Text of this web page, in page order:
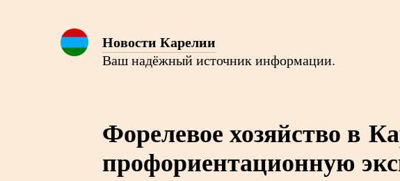
Новости Карелии
Ваш надёжный источник информации.
Форелевое хозяйство в
профориентационную